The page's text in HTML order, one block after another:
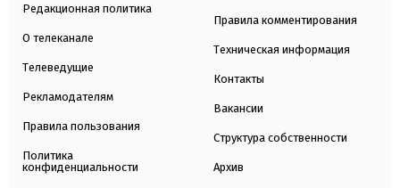
Редакционная политика
О телеканале
Телеведущие
Рекламодателям
Правила пользования
Политика
конфиденциальности
Правила комментирования
Техническая информация
Контакты
Вакансии
Структура собственности
Архив